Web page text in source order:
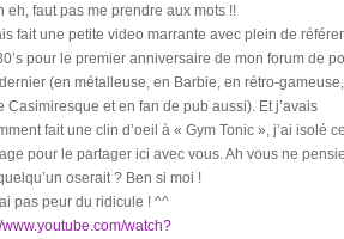
eh, faut pas me prendre aux mots !!
fait une petite video marrante avec plein de
pour le premier anniversaire de mon forum de
(en métalleuse, en Barbie, en rétro-
Casimiresque et en fan de pub aussi). Et j’avais
fait une clin d’oeil à « Gym Tonic », j’ai isolé
pour le partager ici avec vous. Ah vous ne
oserait ? Ben si moi !
pas peur du ridicule ! ^^
www.youtube.com/watch?